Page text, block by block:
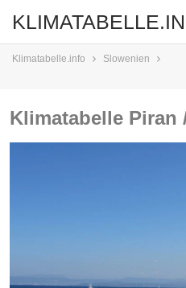
Klimatabelle.info Slowenien
Klimatabelle Piran